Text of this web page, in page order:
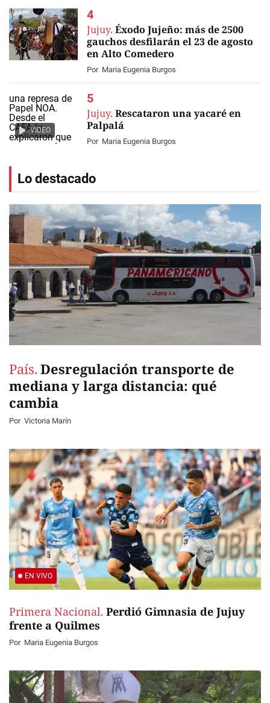
Jujuy. Éxodo Jujeño: más de 2500
gauchos desfilarán el 23 de agosto
en Alto Comedero
Por Maria Eugenia Burgos
VIDEO
Jujuy. Rescataron una yacaré en
Palpalá
Por Maria Eugenia Burgos
Lo destacado
País. Desregulación transporte de
mediana y larga distancia: qué
cambia
Por Victoria Marín
EN VIVO
Primera Nacional. Perdió Gimnasia de Jujuy
frente a Quilmes
Por Maria Eugenia Burgos